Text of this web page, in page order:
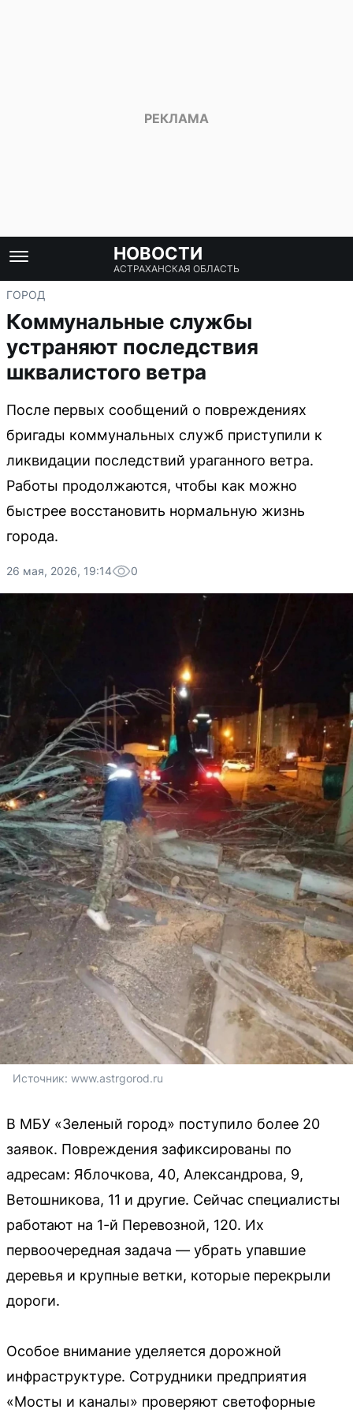
НОВОСТИ
АСТРАХАНСКАЯ ОБЛАСТЬ
ГОРОД
Коммунальные службы
устраняют последствия
шквалистого ветра
После первых сообщений о повреждениях
бригады коммунальных служб приступили к
ликвидации последствий ураганного ветра.
Работы продолжаются, чтобы как можно
быстрее восстановить нормальную жизнь
города.
26 мая, 2026, 19:14 0
Источник: www.astrgorod.ru
В МБУ «Зеленый город» поступило более 20
заявок. Повреждения зафиксированы по
адресам: Яблочкова, 40, Александрова, 9,
Ветошникова, 11 и другие. Сейчас специалисты
работают на 1-й Перевозной, 120. Их
первоочередная задача — убрать упавшие
деревья и крупные ветки, которые перекрыли
дороги.
Особое внимание уделяется дорожной
инфраструктуре. Сотрудники предприятия
«Мосты и каналы» проверяют светофорные